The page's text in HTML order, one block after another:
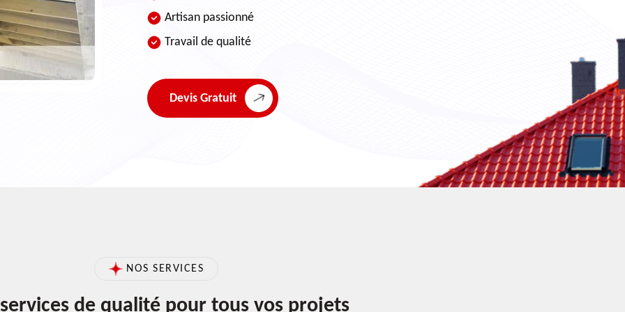
Artisan passionné
Travail de qualité
Devis Gratuit
NOS SERVICES
de qualité pour tous vos projets